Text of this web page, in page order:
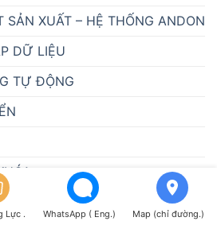
SẢN XUẤT – HỆ THỐNG ANDON
DỮ LIỆU
TỰ ĐỘNG
Lực . WhatsApp ( Eng.) Map (chỉ đường.)